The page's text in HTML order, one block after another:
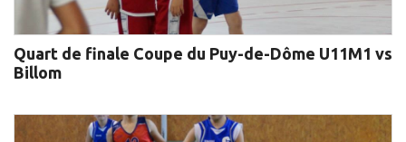
Quart de finale Coupe du Puy-de-Dôme U11M1 vs
Billom